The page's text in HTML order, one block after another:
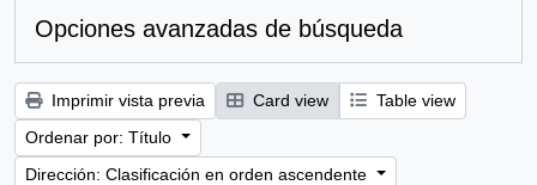
Opciones avanzadas de búsqueda
Imprimir vista previa Card view
Table view
Ordenar por: Título
Dirección: Clasificación en orden ascendente